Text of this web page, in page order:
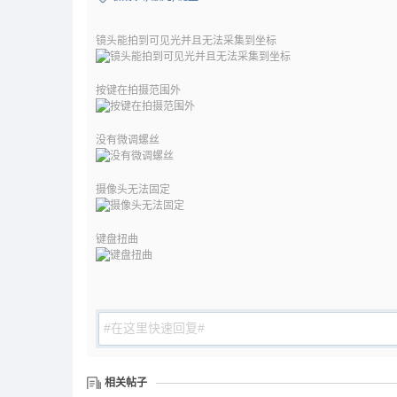
镜头能拍到可见光并且无法采集到坐标
按键在拍摄范围外
没有微调螺丝
摄像头无法固定
键盘扭曲
相关帖子